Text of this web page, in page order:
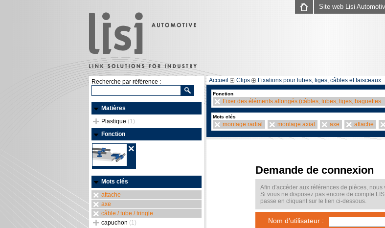
Site web Lisi
Recherche par référence :
Matières
Plastique (1)
Fonction
Mots clés
attache
axe
câble / tube / tringle
capuchon (1)
Accueil Clips Fixations pour tubes, tiges, câbles et faisceaux
Fonction
Fixer des éléments allongés (câbles, tubes, tiges,
Mots clés
montage radial montage axial axe attache
Demande de connexion
Afin d'accéder aux références de pièces,
Si vous ne disposez pas encore de compte
passe en cliquant sur le lien ci-dessous.
Nom d'utilisateur :